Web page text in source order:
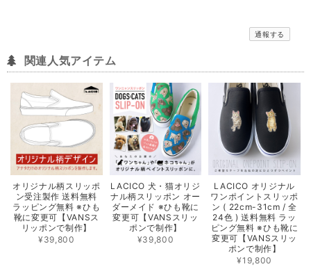
通報する
関連人気アイテム
オリジナル柄スリッポ
ン受注製作 送料無料
ラッピング無料 ※ひも
靴に変更可【VANSス
リッポンで制作】
¥39,800
LACICO 犬・猫オリジ
ナル柄スリッポン オー
ダーメイド ※ひも靴に
変更可【VANSスリッ
ポンで制作】
¥39,800
LACICO オリジナル
ワンポイントスリッポ
ン ( 22cm-31cm / 全
24色 ) 送料無料 ラッ
ピング無料 ※ひも靴に
変更可【VANSスリッ
ポンで制作】
¥19,800